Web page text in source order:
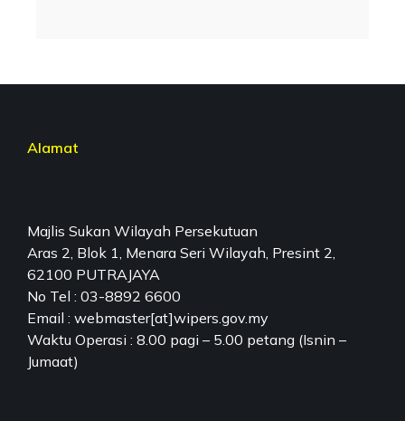
Alamat
Majlis Sukan Wilayah Persekutuan
Aras 2, Blok 1, Menara Seri Wilayah, Presint 2,
62100 PUTRAJAYA
No Tel : 03-8892 6600
Email : webmaster[at]wipers.gov.my
Waktu Operasi : 8.00 pagi – 5.00 petang (Isnin –
Jumaat)